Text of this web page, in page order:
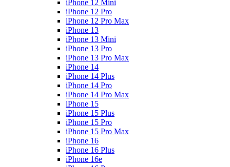
iPhone 12 Mini
iPhone 12 Pro
iPhone 12 Pro Max
iPhone 13
iPhone 13 Mini
iPhone 13 Pro
iPhone 13 Pro Max
iPhone 14
iPhone 14 Plus
iPhone 14 Pro
iPhone 14 Pro Max
iPhone 15
iPhone 15 Plus
iPhone 15 Pro
iPhone 15 Pro Max
iPhone 16
iPhone 16 Plus
iPhone 16e